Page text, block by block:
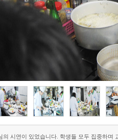
의 시연이 있었습니다. 학생들 모두 집중하